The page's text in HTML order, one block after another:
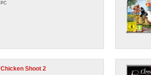
PC
Chicken Shoot 2